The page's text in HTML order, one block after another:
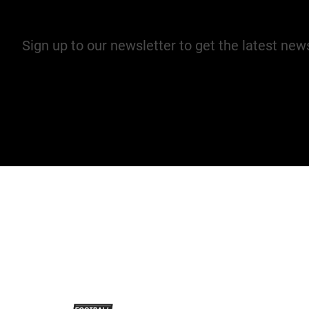
Sign up to our newsletter to get the latest